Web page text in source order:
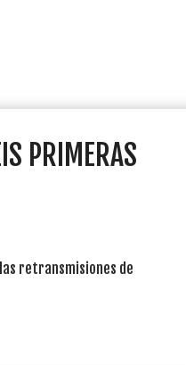
PRIMERAS
retransmisiones de